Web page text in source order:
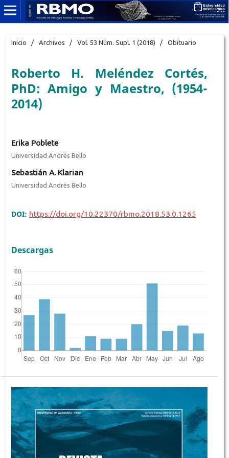
Inicio / Archivos / Vol. 53 Núm. Supl. 1 (2018) / Obituario
Roberto H. Meléndez Cortés,
PhD: Amigo y Maestro, (1954-
2014)
Erika Poblete
Universidad Andrés Bello
Sebastián A. Klarian
Universidad Andrés Bello
DOI: https://doi.org/10.22370/rbmo.2018.53.0.1265
Descargas